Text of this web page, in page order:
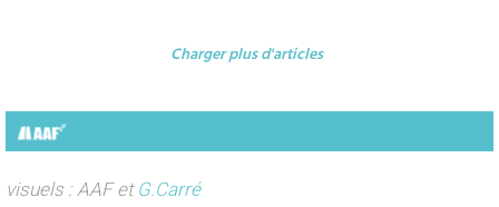
Charger plus d'articles
visuels : AAF et G.Carré